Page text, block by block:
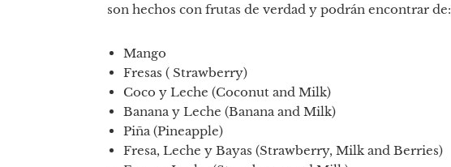
son hechos con frutas de verdad y podrán encontrar de:
Mango
Fresas ( Strawberry)
Coco y Leche (Coconut and Milk)
Banana y Leche (Banana and Milk)
Piña (Pineapple)
Fresa, Leche y Bayas (Strawberry, Milk and Berries)